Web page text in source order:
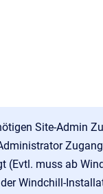
Site-Admin
(Evtl. muss ab
Windchill-